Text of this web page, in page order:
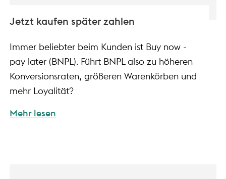
Jetzt kaufen später zahlen
Immer beliebter beim Kunden ist Buy now -
pay later (BNPL). Führt BNPL also zu höheren
Konversionsraten, größeren Warenkörben und
mehr Loyalität?
Mehr lesen